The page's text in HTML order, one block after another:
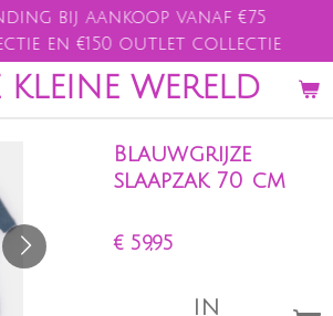
KLEINE WERELD
bij aankoop vanaf €75
en €150 outlet collectie
Blauwgrijze
slaapzak 70 cm
€ 59,95
IN